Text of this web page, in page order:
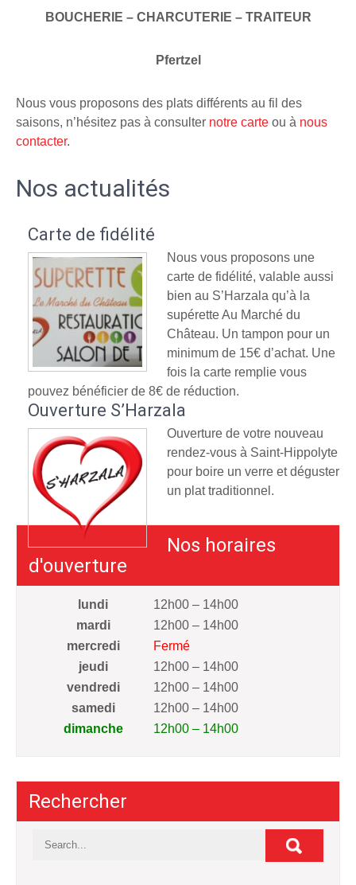
BOUCHERIE – CHARCUTERIE – TRAITEUR
Pfertzel
Nous vous proposons des plats différents au fil des
saisons, n’hésitez pas à consulter notre carte ou à nous
contacter.
Nos actualités
Carte de fidélité
Nous vous proposons une
carte de fidélité, valable aussi
bien au S’Harzala qu’à la
supérette Au Marché du
Château. Un tampon pour un
minimum de 15€ d’achat. Une
fois la carte remplie vous
pouvez bénéficier de 8€ de réduction.
Ouverture S’Harzala
Ouverture de votre nouveau
rendez-vous à Saint-Hippolyte
pour boire un verre et déguster
un plat traditionnel.
Nos horaires
d'ouverture
lundi
12h00 – 14h00
mardi
12h00 – 14h00
mercredi
Fermé
jeudi
12h00 – 14h00
vendredi
12h00 – 14h00
samedi
12h00 – 14h00
dimanche
12h00 – 14h00
Rechercher